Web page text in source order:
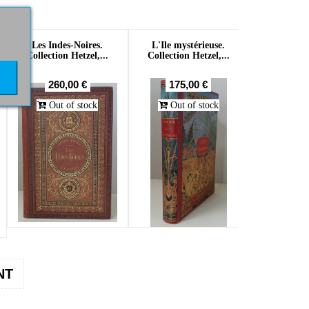
Les Indes-Noires.
Collection Hetzel,...
260,00 €
Out of stock
L'Ile mystérieuse.
Collection Hetzel,...
175,00 €
Out of stock